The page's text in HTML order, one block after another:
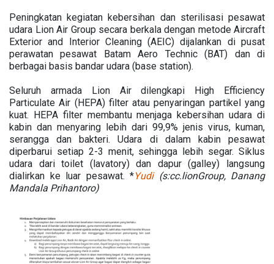
Peningkatan kegiatan kebersihan dan sterilisasi pesawat
udara Lion Air Group secara berkala dengan metode Aircraft
Exterior and Interior Cleaning (AEIC) dijalankan di pusat
perawatan pesawat Batam Aero Technic (BAT) dan di
berbagai basis bandar udara (base station).
Seluruh armada Lion Air dilengkapi High Efficiency
Particulate Air (HEPA) filter atau penyaringan partikel yang
kuat. HEPA filter membantu menjaga kebersihan udara di
kabin dan menyaring lebih dari 99,9% jenis virus, kuman,
serangga dan bakteri. Udara di dalam kabin pesawat
diperbarui setiap 2-3 menit, sehingga lebih segar. Siklus
udara dari toilet (lavatory) dan dapur (galley) langsung
dialirkan ke luar pesawat. *Yudi (s:cc.lionGroup, Danang
Mandala Prihantoro)